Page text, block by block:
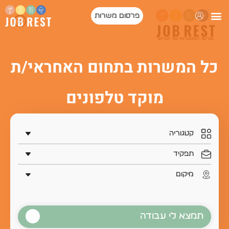
פרסום משרות
כל המשרות בתחום האחראי/ת
מוקד טלפונים
תמצא לי עבודה
פורטל המסעדות של ישראל